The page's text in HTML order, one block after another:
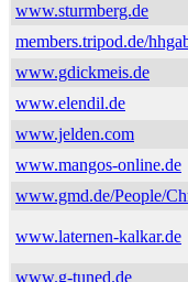
www.sturmberg.de
members.tripod.de/
www.gdickmeis.de
www.elendil.de
www.jelden.com
www.mangos-online.de
www.gmd.de/People/
www.laternen-kalkar.de
www.g-tuned.de